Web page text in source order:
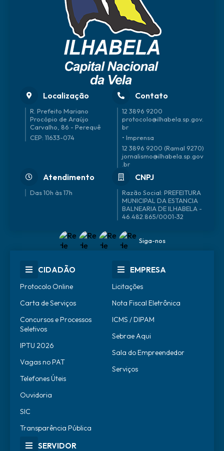
Localização
R. Prefeito Mariano
Procópio de Araújo
Carvalho, 86 - Perequê
CEP: 11633-074
Contato
12 3896 9200
protocolo@ilhabela.sp.gov.
br
• Imprensa
12 3896 9200 (Ramal 9270)
jornalismo@ilhabela.sp.gov
.br
Atendimento
Das 10h às 17h
CNPJ
46.482.865/0001-32
Siga-nos
CIDADÃO
Protocolo Online
Carta de Serviços
Concursos e Processos
Seletivos
IPTU 2026
Vagas no PAT
Telefones Úteis
Ouvidoria
SIC
Transparência Pública
EMPRESA
Licitações
Nota Fiscal Eletrônica
ICMS / DIPAM
Sebrae Aqui
Sala do Empreendedor
Serviços
SERVIDOR